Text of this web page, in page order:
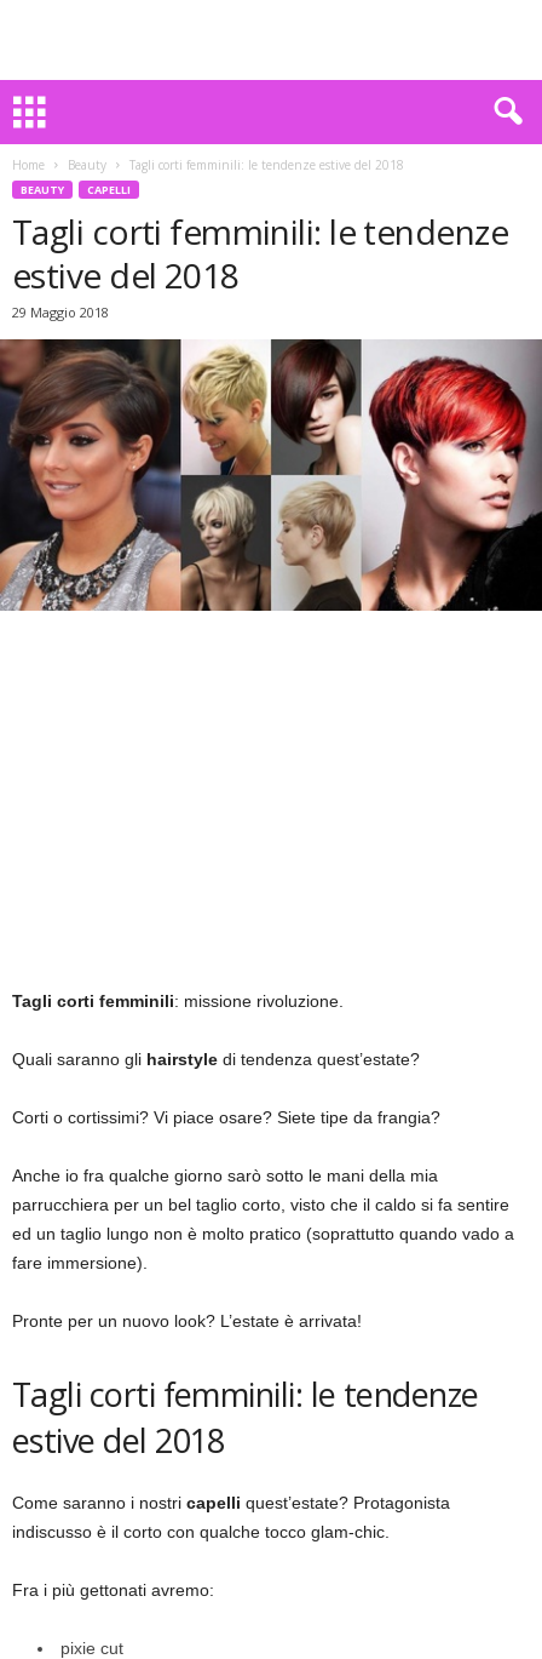
Home Beauty Tagli corti femminili: le tendenze estive del 2018
BEAUTY CAPELLI
Tagli corti femminili: le tendenze
estive del 2018
29 Maggio 2018
Tagli corti femminili: missione rivoluzione.
Quali saranno gli hairstyle di tendenza quest’estate?
Corti o cortissimi? Vi piace osare? Siete tipe da frangia?
Anche io fra qualche giorno sarò sotto le mani della mia
parrucchiera per un bel taglio corto, visto che il caldo si fa sentire
ed un taglio lungo non è molto pratico (soprattutto quando vado a
fare immersione).
Pronte per un nuovo look? L’estate è arrivata!
Tagli corti femminili: le tendenze
estive del 2018
Come saranno i nostri capelli quest’estate? Protagonista
indiscusso è il corto con qualche tocco glam-chic.
Fra i più gettonati avremo:
pixie cut